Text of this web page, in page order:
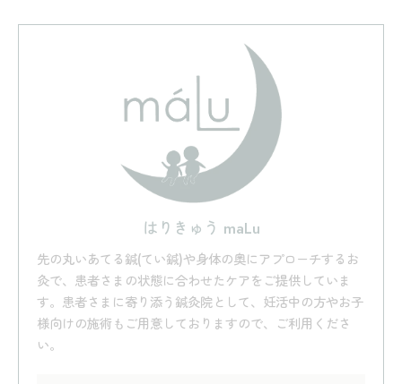
はりきゅう maLu
先の丸いあてる鍼(てい鍼)や身体の奥にアプローチするお
灸で、患者さまの状態に合わせたケアをご提供していま
す。患者さまに寄り添う鍼灸院として、妊活中の方やお子
様向けの施術もご用意しておりますので、ご利用くださ
い。